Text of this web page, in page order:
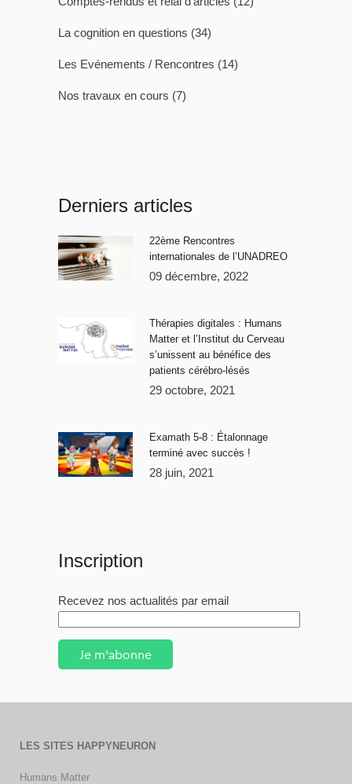
La cognition en questions (34)
Les Evénements / Rencontres (14)
Nos travaux en cours (7)
Derniers articles
22ème Rencontres
internationales de l’UNADREO
09 décembre, 2022
Thérapies digitales : Humans
Matter et l’Institut du Cerveau
s’unissent au bénéfice des
patients cérébro-lésés
29 octobre, 2021
Examath 5-8 : Étalonnage
terminé avec succès !
28 juin, 2021
Inscription
Recevez nos actualités par email
Je m'abonne
LES SITES HAPPYNEURON
Humans Matter